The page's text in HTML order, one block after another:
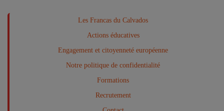
Les Francas du Calvados
Actions éducatives
Engagement et citoyenneté européenne
Notre politique de confidentialité
Formations
Recrutement